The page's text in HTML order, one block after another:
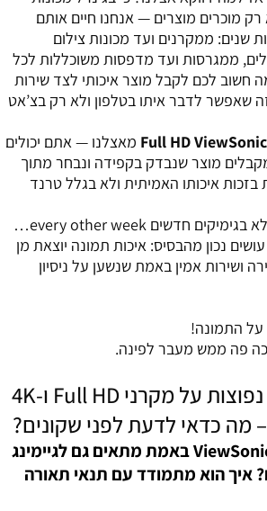
מוכרים מוצרים — אנחנו חיים אותם
שנים: ממקרנים ועד מכונות צילום
ממגרסות ועד מדפסות משוכללות לכל
חשוב לכם לקבל מוצר איכותי לצד שירות
שאפשר לדבר איתו בטלפון ולא רק בצ’אט
מאצלנו — אתם יכולים
מוצר שנבדק בקפידה ונבחר מתוך
איכותו האמיתית ולא בגלל טרנד
אז כן — אולי העולם מלא בגימיקים חדשים every other week…
נכון מהבסיס: איכות תמונה יוצאת מן
ושירות אמין באמת שנשען על ניסיון
התמונה!
פה ממש מעבר לפינה.
שאלות ותשובות נפוצות על מקרני Full HD ו-4K
האם ה-ViewSonic PX701HD באמת מתאים גם לגיימינג
איך הוא מתמודד עם תנאי תאורה